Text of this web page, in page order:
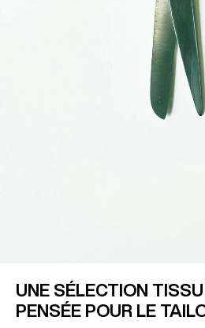
UNE SÉLECTION
PENSÉE POUR LE